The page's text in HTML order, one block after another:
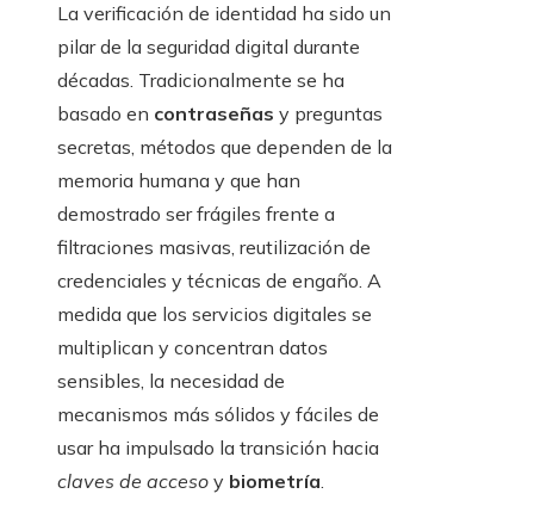
La verificación de identidad ha sido un
pilar de la seguridad digital durante
décadas. Tradicionalmente se ha
basado en contraseñas y preguntas
secretas, métodos que dependen de la
memoria humana y que han
demostrado ser frágiles frente a
filtraciones masivas, reutilización de
credenciales y técnicas de engaño. A
medida que los servicios digitales se
multiplican y concentran datos
sensibles, la necesidad de
mecanismos más sólidos y fáciles de
usar ha impulsado la transición hacia
claves de acceso y biometría.